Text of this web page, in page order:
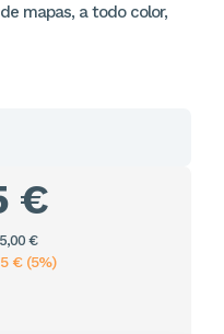
mapas, a todo color,
€
€
€ (5%)